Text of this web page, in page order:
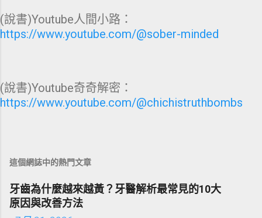
(說書)Youtube人間小路：
https://www.youtube.com/@sober-minded
(說書)Youtube奇奇解密：
https://www.youtube.com/@chichistruthbombs
這個網誌中的熱門文章
牙齒為什麼越來越黃？牙醫解析最常見的10大
原因與改善方法